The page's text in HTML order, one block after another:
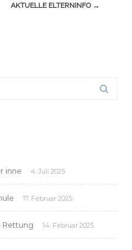
AKTUELLE ELTERNINFO →
inne 4. Juli 2025
17. Februar 2025
Rettung 14. Februar 2025